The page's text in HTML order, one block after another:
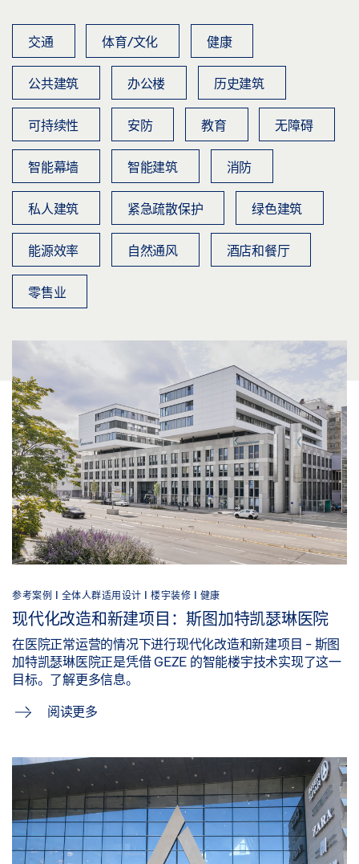
交通 体育/文化 健康
公共建筑 办公楼 历史建筑
可持续性 安防 教育 无障碍
智能幕墙 智能建筑 消防
私人建筑 紧急疏散保护 绿色建筑
能源效率 自然通风 酒店和餐厅
零售业
参考案例 | 全体人群适用设计 | 楼宇装修 | 健康
现代化改造和新建项目：斯图加特凯瑟琳医院
在医院正常运营的情况下进行现代化改造和新建项目 - 斯图
加特凯瑟琳医院正是凭借 GEZE 的智能楼宇技术实现了这一
目标。了解更多信息。
阅读更多